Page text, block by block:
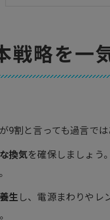
戦略を一
割と言っても過言では
換気を確保しましょう
養生 し、電源まわりやレ